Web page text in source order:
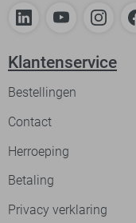
Klantenservice
Bestellingen
Contact
Herroeping
Betaling
Privacy verklaring